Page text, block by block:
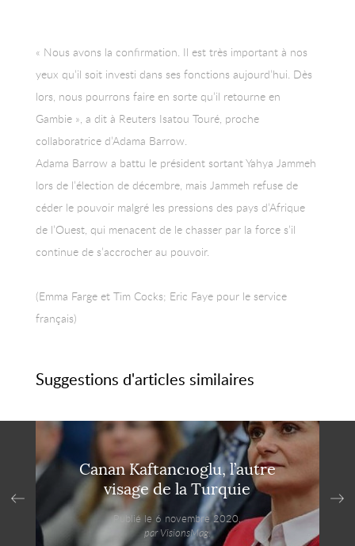
« Nous avons la confirmation. Il est très important à nos
yeux qu’il soit investi dans ses fonctions aujourd’hui. Dès
lors, nous pourrons faire en sorte qu’il retourne en
Gambie », a dit à Reuters Isatou Touré, proche
collaboratrice d’Adama Barrow.
Adama Barrow a battu le président sortant Yahya Jammeh
lors de l’élection de décembre, mais Jammeh refuse de
céder le pouvoir malgré les pressions des pays d’Afrique
de l’Ouest, qui menacent de le chasser par la force s’il
continue de s’accrocher au pouvoir.
(Emma Farge et Tim Cocks; Eric Faye pour le service
français)
Suggestions d'articles similaires
Canan Kaftancıoglu, l’autre
visage de la Turquie
Publié le 6 novembre 2020,
par VisionsMag.